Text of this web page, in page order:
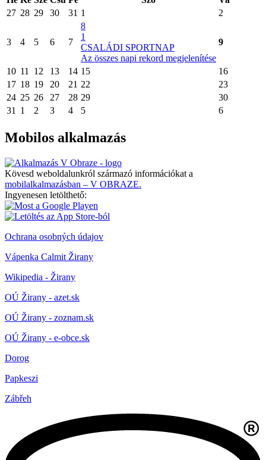
27 28 29 30 31 1 2
3 4 5 6 7
8
1
CSALÁDI SPORTNAP
Az összes napi rekord megjelenítése
9
10 11 12 13 14 15
16
17 18 19 20 21 22
23
24 25 26 27 28 29
30
31
1 2 3 4 5 6
Mobilos alkalmazás
Kövesd weboldalunkról származó információkat a
mobilalkalmazásban – V OBRAZE.
Ingyenesen letölthető:
Ochrana osobných údajov
Vápenka Calmit Žirany
Wikipedia - Žirany
OÚ Žirany - azet.sk
OÚ Žirany - zoznam.sk
OÚ Žirany - e-obce.sk
Dorog
Papkeszi
Zábřeh